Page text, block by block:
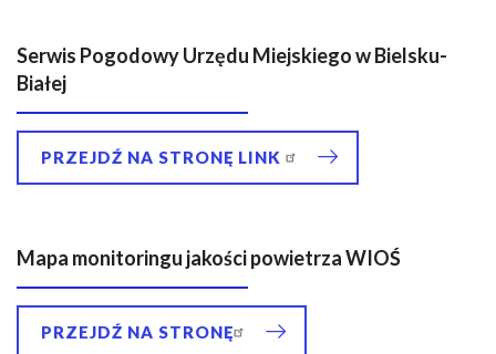
g
a
c
y
n
Serwis Pogodowy Urzędu Miejskiego w Bielsku-
Białej
PRZEJDŹ NA STRONĘ LINK
Mapa monitoringu jakości powietrza WIOŚ
PRZEJDŹ NA STRONĘ